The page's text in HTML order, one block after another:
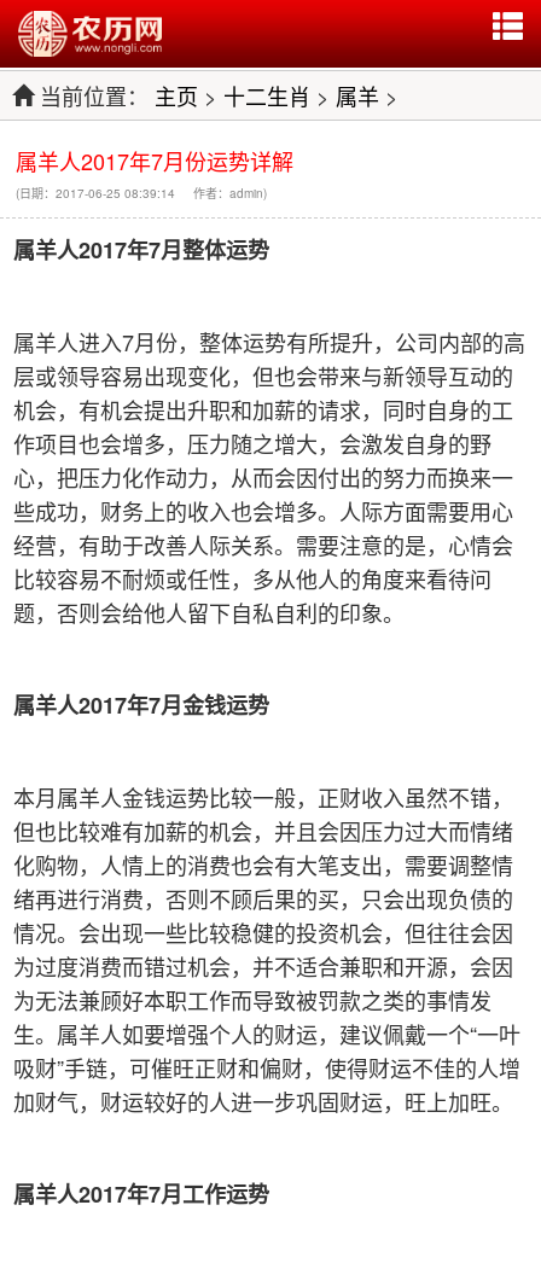
当前位置： 主页 > 十二生肖 > 属羊 >
属羊人2017年7月份运势详解
(日期：2017-06-25 08:39:14 作者：admin)
属羊人2017年7月整体运势
属羊人进入7月份，整体运势有所提升，公司内部的高
层或领导容易出现变化，但也会带来与新领导互动的
机会，有机会提出升职和加薪的请求，同时自身的工
作项目也会增多，压力随之增大，会激发自身的野
心，把压力化作动力，从而会因付出的努力而换来一
些成功，财务上的收入也会增多。人际方面需要用心
经营，有助于改善人际关系。需要注意的是，心情会
比较容易不耐烦或任性，多从他人的角度来看待问
题，否则会给他人留下自私自利的印象。
属羊人2017年7月金钱运势
本月属羊人金钱运势比较一般，正财收入虽然不错，
但也比较难有加薪的机会，并且会因压力过大而情绪
化购物，人情上的消费也会有大笔支出，需要调整情
绪再进行消费，否则不顾后果的买，只会出现负债的
情况。会出现一些比较稳健的投资机会，但往往会因
为过度消费而错过机会，并不适合兼职和开源，会因
为无法兼顾好本职工作而导致被罚款之类的事情发
生。属羊人如要增强个人的财运，建议佩戴一个“一叶
吸财”手链，可催旺正财和偏财，使得财运不佳的人增
加财气，财运较好的人进一步巩固财运，旺上加旺。
属羊人2017年7月工作运势